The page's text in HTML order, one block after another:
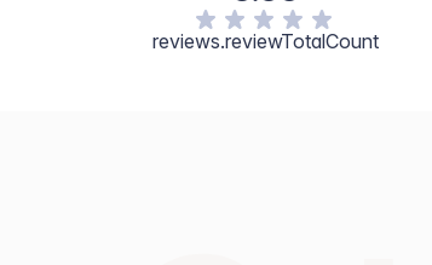
reviews.reviewTotalCount